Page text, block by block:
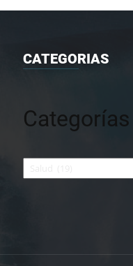
CATEGORIAS
Categorías
Categorías